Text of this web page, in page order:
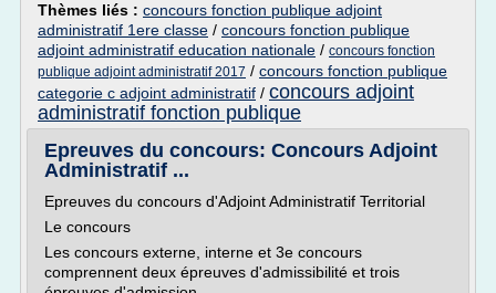
Thèmes liés : concours fonction publique adjoint
administratif 1ere classe / concours fonction publique
adjoint administratif education nationale / concours fonction
publique adjoint administratif 2017 / concours fonction publique
categorie c adjoint administratif / concours adjoint
administratif fonction publique
Epreuves du concours: Concours Adjoint
Administratif ...
Epreuves du concours d'Adjoint Administratif Territorial
Le concours
Les concours externe, interne et 3e concours
comprennent deux épreuves d'admissibilité et trois